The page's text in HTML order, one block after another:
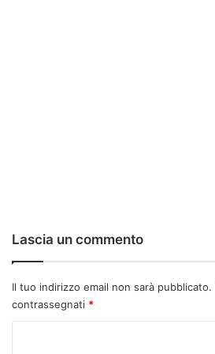
Lascia un commento
Il tuo indirizzo email non sarà pubblicato.
contrassegnati *